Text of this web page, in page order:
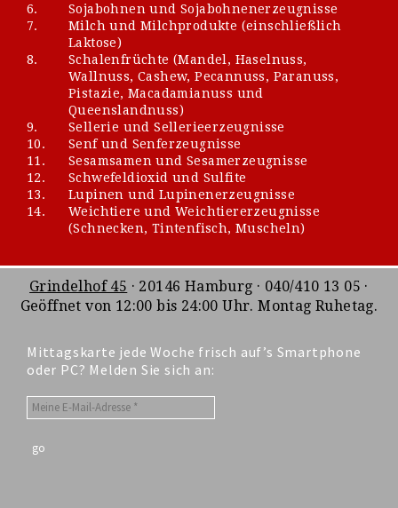
6.
Sojabohnen und Sojabohnenerzeugnisse
7.
Milch und Milchprodukte (einschließlich
Laktose)
8.
Schalenfrüchte (Mandel, Haselnuss,
Wallnuss, Cashew, Pecannuss, Paranuss,
Pistazie, Macadamianuss und
Queenslandnuss)
9.
Sellerie und Sellerieerzeugnisse
10.
Senf und Senferzeugnisse
11.
Sesamsamen und Sesamerzeugnisse
12.
Schwefeldioxid und Sulfite
13.
Lupinen und Lupinenerzeugnisse
14.
Weichtiere und Weichtiererzeugnisse
(Schnecken, Tintenfisch, Muscheln)
Grindelhof 45 · 20146 Hamburg · 040/410 13 05 ·
Geöffnet von 12:00 bis 24:00 Uhr. Montag Ruhetag.
Mittagskarte jede Woche frisch auf’s Smartphone
oder PC? Melden Sie sich an: